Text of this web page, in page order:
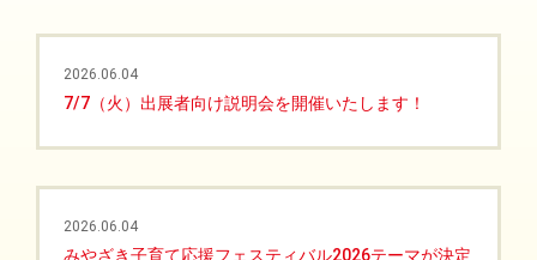
2026.06.04
7/7（火）出展者向け説明会を開催いたします！
2026.06.04
みやざき子育て応援フェスティバル2026テーマが決定